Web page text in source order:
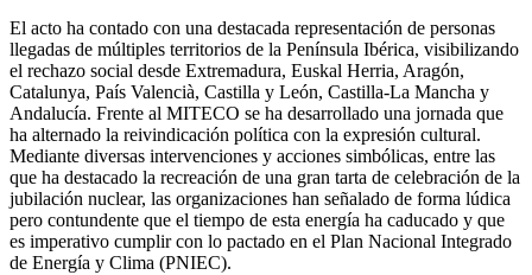
El acto ha contado con una destacada representación de personas
llegadas de múltiples territorios de la Península Ibérica, visibilizando
el rechazo social desde Extremadura, Euskal Herria, Aragón,
Catalunya, País Valencià, Castilla y León, Castilla-La Mancha y
Andalucía. Frente al MITECO se ha desarrollado una jornada que
ha alternado la reivindicación política con la expresión cultural.
Mediante diversas intervenciones y acciones simbólicas, entre las
que ha destacado la recreación de una gran tarta de celebración de la
jubilación nuclear, las organizaciones han señalado de forma lúdica
pero contundente que el tiempo de esta energía ha caducado y que
es imperativo cumplir con lo pactado en el Plan Nacional Integrado
de Energía y Clima (PNIEC).